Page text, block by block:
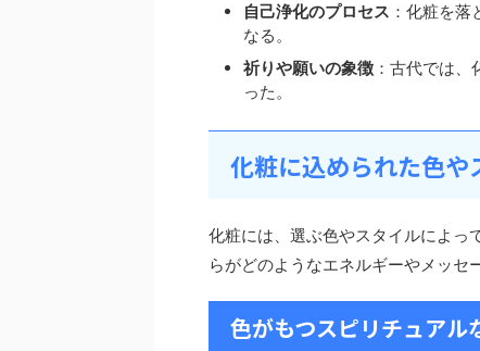
自己浄化のプロセス ：化粧を
なる。
祈りや願いの象徴 ：古代では
った。
化粧に込められた色
化粧には、選ぶ色やスタイルによっ
らがどのようなエネルギーやメッセ
色がもつスピリチュアル